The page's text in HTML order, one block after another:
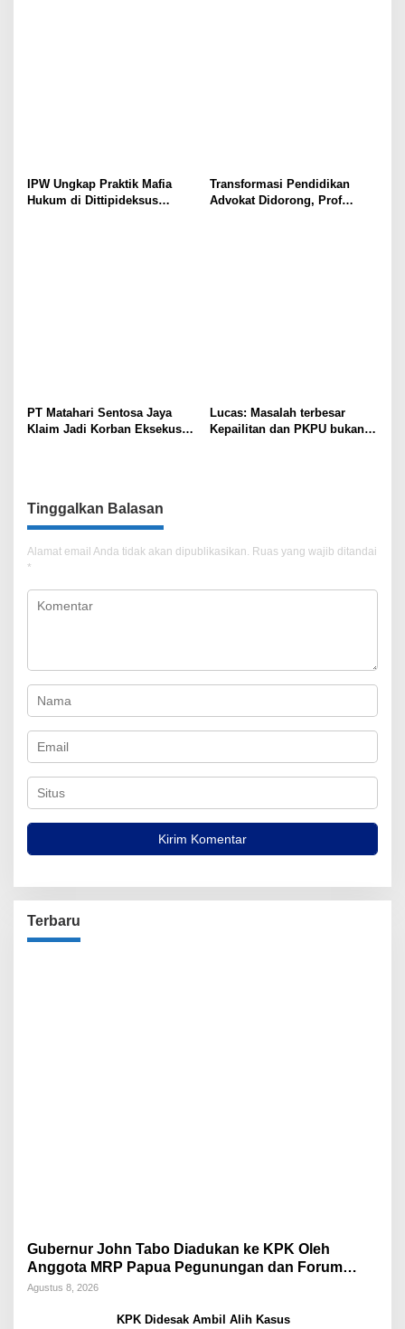
IPW Ungkap Praktik Mafia
Hukum di Dittipideksus
Transformasi Pendidikan
Advokat Didorong, Prof
PT Matahari Sentosa Jaya
Klaim Jadi Korban Eksekusi
Lucas: Masalah terbesar
Kepailitan dan PKPU bukan
Tinggalkan Balasan
Alamat email Anda tidak akan dipublikasikan. Ruas yang wajib ditandai
*
Terbaru
Gubernur John Tabo Diadukan ke KPK Oleh
Anggota MRP Papua Pegunungan dan Forum
Warga Papua
Agustus 8, 2026
KPK Didesak Ambil Alih Kasus